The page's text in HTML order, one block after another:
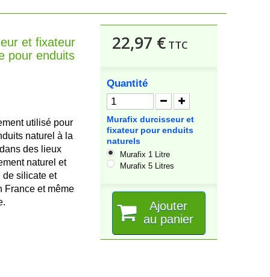
et fixateur
pour enduits
utilisé pour
naturel à la
des lieux
naturel et
de silicate et
France et même
22,97 €TTC
Quantité
Murafix durcisseur et
fixateur pour enduits
naturels
Murafix 1 Litre
Murafix 5 Litres
Ajouter
au panier